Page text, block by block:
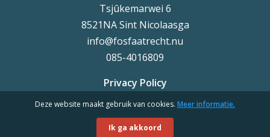
Tsjûkemarwei 6
8521NA Sint Nicolaasga
info@fosfaatrecht.nu
085-4016809
Privacy Policy
©Uteq
Deze website maakt gebruik van cookies. Meer informatie.
Ik ga akkoord